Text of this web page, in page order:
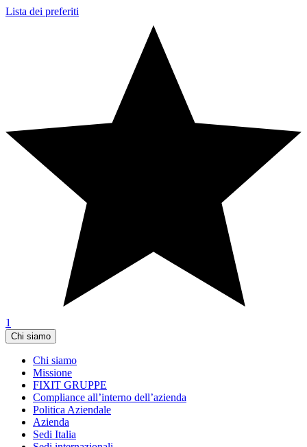
Lista dei preferiti
1
Chi siamo
Chi siamo
Missione
FIXIT GRUPPE
Compliance all’interno dell’azienda
Politica Aziendale
Azienda
Sedi Italia